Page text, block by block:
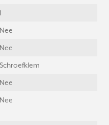
1
Nee
Nee
Schroefklem
Nee
Nee